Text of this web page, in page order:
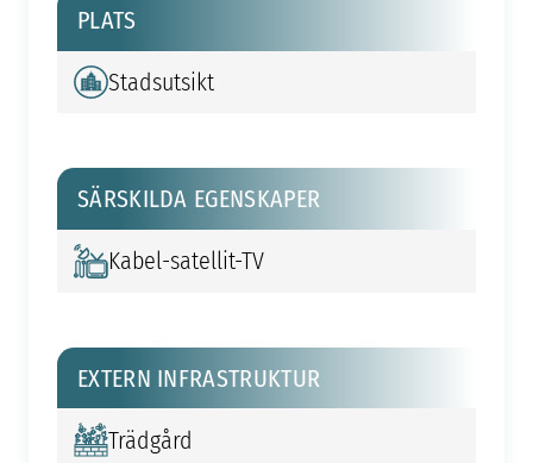
PLATS
Stadsutsikt
SÄRSKILDA EGENSKAPER
Kabel-satellit-TV
EXTERN INFRASTRUKTUR
Trädgård